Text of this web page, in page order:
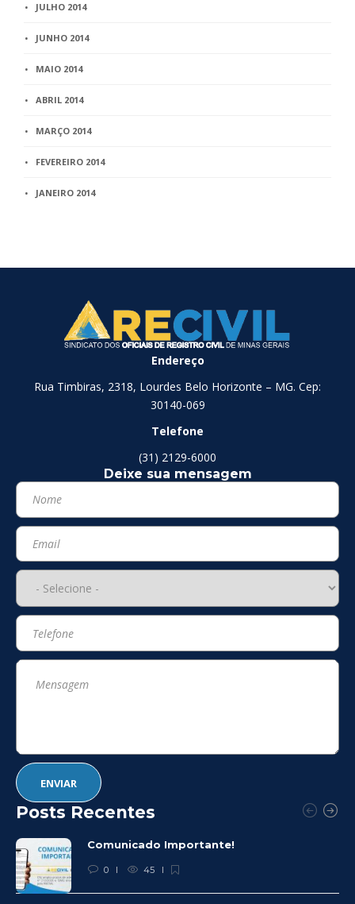
JULHO 2014
JUNHO 2014
MAIO 2014
ABRIL 2014
MARÇO 2014
FEVEREIRO 2014
JANEIRO 2014
Endereço
Rua Timbiras, 2318, Lourdes Belo Horizonte – MG. Cep:
30140-069
Telefone
(31) 2129-6000
Deixe sua mensagem
Posts Recentes
Comunicado Importante!
0 45